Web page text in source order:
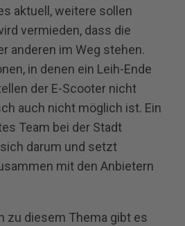
aktuell, weitere sollen
vermieden, dass die
anderen im Weg stehen.
in denen ein Leih-Ende
der E-Scooter nicht
auch nicht möglich ist. Ein
Team bei der Stadt
darum und setzt
mit den Anbietern
zu diesem Thema gibt es